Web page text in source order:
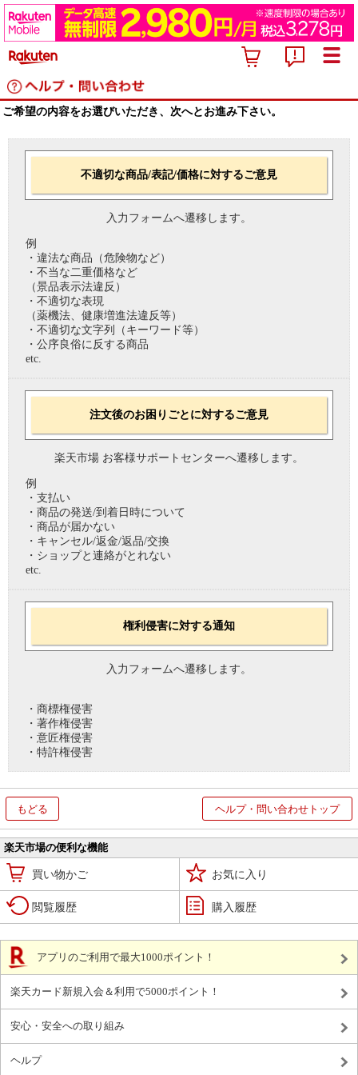
ご希望の内容をお選びいただき、次へとお進み下さい。
不適切な商品/表記/価格に対するご意見
入力フォームへ遷移します。
例
・違法な商品（危険物など）
・不当な二重価格など
（景品表示法違反）
・不適切な表現
（薬機法、健康増進法違反等）
・不適切な文字列（キーワード等）
・公序良俗に反する商品
etc.
注文後のお困りごとに対するご意見
楽天市場 お客様サポートセンターへ遷移します。
例
・支払い
・商品の発送/到着日時について
・商品が届かない
・キャンセル/返金/返品/交換
・ショップと連絡がとれない
etc.
権利侵害に対する通知
入力フォームへ遷移します。
・商標権侵害
・著作権侵害
・意匠権侵害
・特許権侵害
もどる ヘルプ・問い合わせトップ
楽天市場の便利な機能
買い物かご お気に入り
閲覧履歴 購入履歴
アプリのご利用で最大1000ポイント！
楽天カード新規入会＆利用で5000ポイント！
安心・安全への取り組み
ヘルプ